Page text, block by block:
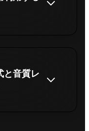
と音質レ